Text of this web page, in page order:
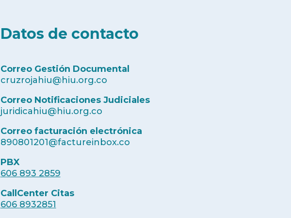
Datos de contacto
Correo Gestión Documental
cruzrojahiu@hiu.org.co
Correo Notificaciones Judiciales
juridicahiu@hiu.org.co
Correo facturación electrónica
890801201@factureinbox.co
PBX
606 893 2859
CallCenter Citas
606 8932851